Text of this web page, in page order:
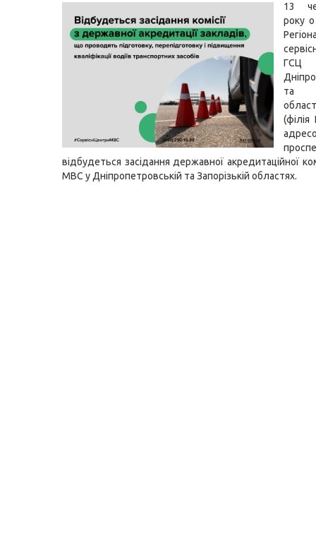
13
року
та
відбудеться засідання державної акредитаційної
МВС у Дніпропетровській та Запорізькій областях.